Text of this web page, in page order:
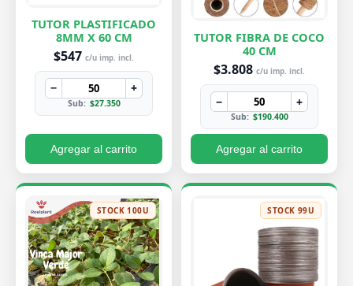
TUTOR PLASTIFICADO
8MM X 60 CM
$547 c/u imp. incl.
− +
Sub: $27.350
Agregar al carrito
TUTOR FIBRA DE COCO
40 CM
$3.808 c/u imp. incl.
− +
Sub: $190.400
Agregar al carrito
STOCK 100U STOCK 99U